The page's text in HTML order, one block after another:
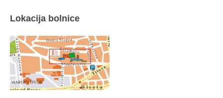
Lokacija bolnice